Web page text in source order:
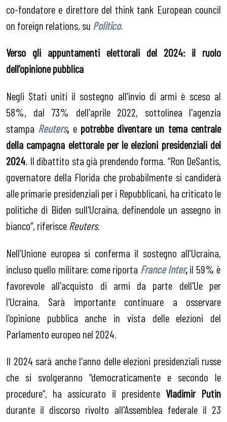
co-fondatore e direttore del think tank European council
on foreign relations,su Politico.
Verso gli appuntamenti elettorali del 2024: il ruolo
dell’opinione pubblica
Negli Stati uniti il sostegno all'invio di armi è sceso al
58%, dal 73% dell'aprile 2022, sottolinea l'agenzia
stampa Reuters, e potrebbe diventare un tema centrale
della campagna elettorale per le elezioni presidenziali del
2024 . Il dibattito sta già prendendo forma. “Ron DeSantis,
governatore della Florida che probabilmente si candiderà
alle primarie presidenziali per i Repubblicani, ha criticato le
politiche di Biden sull'Ucraina, definendole un assegno in
bianco”, riferisce Reuters.
Nell’Unione europea si conferma il sostegno all’Ucraina,
incluso quello militare: come riporta France Inter,il 59% è
favorevole all'acquisto di armi da parte dell'Ue per
l'Ucraina. Sarà importante continuare a osservare
l'opinione pubblica anche in vista delle elezioni del
Parlamento europeo nel 2024.
Il 2024 sarà anche l'anno delle elezioni presidenziali russe
che si svolgeranno “democraticamente e secondo le
procedure”, ha assicurato il presidente Vladimir Putin
durante il discorso rivolto all'Assemblea federale il 23